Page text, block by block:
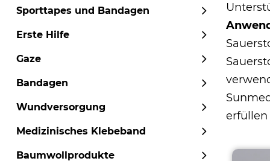
Sporttapes und Bandagen
Erste Hilfe
Gaze
Bandagen
Wundversorgung
Medizinisches Klebeband
Baumwollprodukte